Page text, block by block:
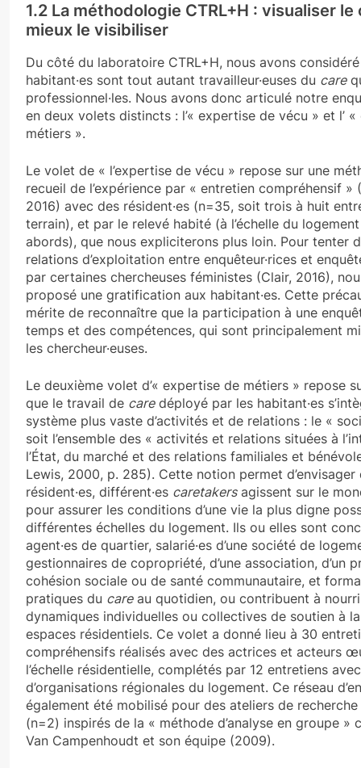
1.2 La méthodologie CTRL+H : visualiser le
mieux le visibiliser
Du côté du laboratoire CTRL+H, nous avons
habitant·es sont tout autant travailleur·euses du care
professionnel·les. Nous avons donc articulé notre
en deux volets distincts : l’« expertise de vécu » et l’
métiers ».
Le volet de « l’expertise de vécu » repose sur une
recueil de l’expérience par « entretien compréhensif »
2016) avec des résident·es (n=35, soit trois à huit
terrain), et par le relevé habité (à l’échelle du
abords), que nous expliciterons plus loin. Pour tenter
relations d’exploitation entre enquêteur·rices et
par certaines chercheuses féministes (Clair, 2016),
proposé une gratification aux habitant·es. Cette
mérite de reconnaître que la participation à une
temps et des compétences, qui sont principalement
les chercheur·euses.
Le deuxième volet d’« expertise de métiers » repose
que le travail de caredéployé par les habitant·es
système plus vaste d’activités et de relations : le «
soit l’ensemble des « activités et relations situées à
l’État, du marché et des relations familiales et
Lewis, 2000, p. 285). Cette notion permet d’envisager
résident·es, différent·es caretakersagissent sur le
pour assurer les conditions d’une vie la plus digne
différentes échelles du logement. Ils ou elles sont
agent·es de quartier, salarié·es d’une société de
gestionnaires de copropriété, d’une association, d’un
cohésion sociale ou de santé communautaire, et
pratiques du careau quotidien, ou contribuent à
dynamiques individuelles ou collectives de soutien à
espaces résidentiels. Ce volet a donné lieu à 30
compréhensifs réalisés avec des actrices et acteurs
l’échelle résidentielle, complétés par 12 entretiens
d’organisations régionales du logement. Ce réseau
également été mobilisé pour des ateliers de
(n=2) inspirés de la « méthode d’analyse en groupe »
Van Campenhoudt et son équipe (2009).